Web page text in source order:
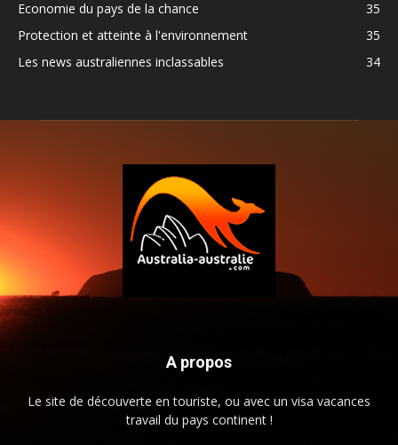
Economie du pays de la chance
35
Protection et atteinte à l'environnement
35
Les news australiennes inclassables
34
A propos
Le site de découverte en touriste, ou avec un visa vacances
travail du pays continent !